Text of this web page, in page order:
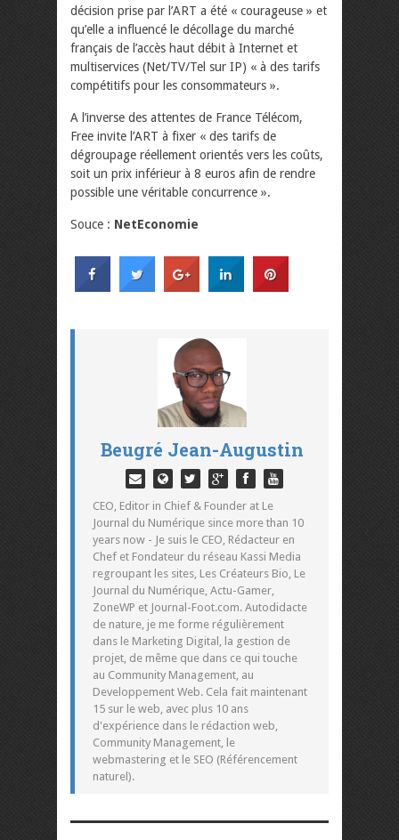
décision prise par l’ART a été « courageuse » et
qu’elle a influencé le décollage du marché
français de l’accès haut débit à Internet et
multiservices (Net/TV/Tel sur IP) « à des tarifs
compétitifs pour les consommateurs ».
A l’inverse des attentes de France Télécom,
Free invite l’ART à fixer « des tarifs de
dégroupage réellement orientés vers les coûts,
soit un prix inférieur à 8 euros afin de rendre
possible une véritable concurrence ».
Souce : NetEconomie
Beugré Jean-Augustin
CEO, Editor in Chief & Founder at Le
Journal du Numérique since more than 10
years now - Je suis le CEO, Rédacteur en
Chef et Fondateur du réseau Kassi Media
regroupant les sites, Les Créateurs Bio, Le
Journal du Numérique, Actu-Gamer,
ZoneWP et Journal-Foot.com. Autodidacte
de nature, je me forme régulièrement
dans le Marketing Digital, la gestion de
projet, de même que dans ce qui touche
au Community Management, au
Developpement Web. Cela fait maintenant
15 sur le web, avec plus 10 ans
d'expérience dans le rédaction web,
Community Management, le
webmastering et le SEO (Référencement
naturel).